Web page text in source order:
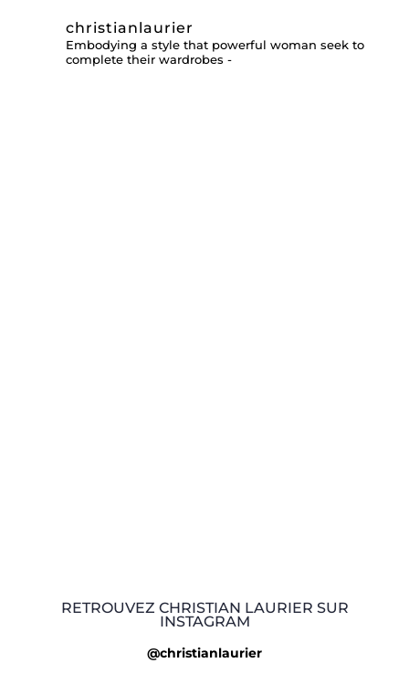
christianlaurier
Embodying a style that powerful woman seek to
complete their wardrobes -
RETROUVEZ CHRISTIAN LAURIER SUR
INSTAGRAM
@christianlaurier